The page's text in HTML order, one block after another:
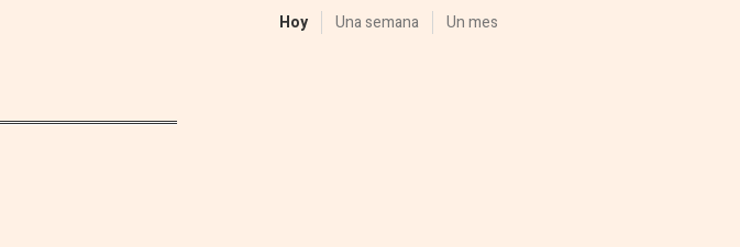
Hoy Una semana Un mes